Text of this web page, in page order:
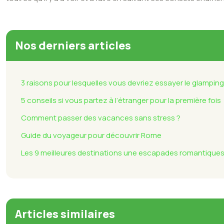
Nos derniers articles
3 raisons pour lesquelles vous devriez essayer le
5 conseils si vous partez à l’étranger pour la première fois
Comment passer des vacances sans stress ?
Guide du voyageur pour découvrir Rome
Les 9 meilleures destinations une escapades romantiques
Articles similaires